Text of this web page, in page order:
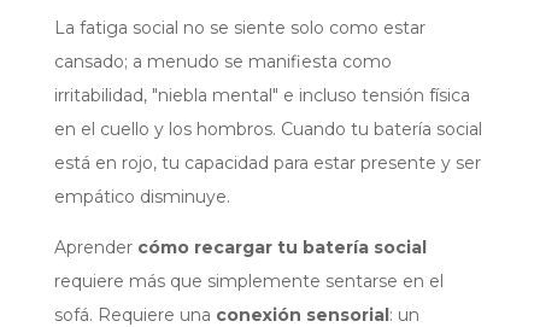
La fatiga social no se siente solo como estar
cansado; a menudo se manifiesta como
irritabilidad, "niebla mental" e incluso tensión física
en el cuello y los hombros. Cuando tu batería social
está en rojo, tu capacidad para estar presente y ser
empático disminuye.
Aprender cómo recargar tu batería social
requiere más que simplemente sentarse en el
sofá. Requiere una conexión sensorial: un